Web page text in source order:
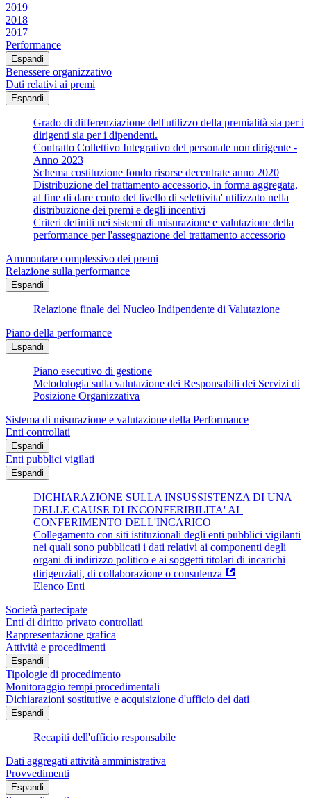
2019
2018
2017
Performance
Espandi
Benessere organizzativo
Dati relativi ai premi
Espandi
Grado di differenziazione dell'utilizzo della premialità sia per i
dirigenti sia per i dipendenti.
Contratto Collettivo Integrativo del personale non dirigente -
Anno 2023
Schema costituzione fondo risorse decentrate anno 2020
Distribuzione del trattamento accessorio, in forma aggregata,
al fine di dare conto del livello di selettivita' utilizzato nella
distribuzione dei premi e degli incentivi
Criteri definiti nei sistemi di misurazione e valutazione della
performance per l'assegnazione del trattamento accessorio
Ammontare complessivo dei premi
Relazione sulla performance
Espandi
Relazione finale del Nucleo Indipendente di Valutazione
Piano della performance
Espandi
Piano esecutivo di gestione
Metodologia sulla valutazione dei Responsabili dei Servizi di
Posizione Organizzativa
Sistema di misurazione e valutazione della Performance
Enti controllati
Espandi
Enti pubblici vigilati
Espandi
DICHIARAZIONE SULLA INSUSSISTENZA DI UNA
DELLE CAUSE DI INCONFERIBILITA' AL
CONFERIMENTO DELL'INCARICO
Collegamento con siti istituzionali degli enti pubblici vigilanti
nei quali sono pubblicati i dati relativi ai componenti degli
organi di indirizzo politico e ai soggetti titolari di incarichi
dirigenziali, di collaborazione o consulenza
Elenco Enti
Società partecipate
Enti di diritto privato controllati
Rappresentazione grafica
Attività e procedimenti
Espandi
Tipologie di procedimento
Monitoraggio tempi procedimentali
Dichiarazioni sostitutive e acquisizione d'ufficio dei dati
Espandi
Recapiti dell'ufficio responsabile
Dati aggregati attività amministrativa
Provvedimenti
Espandi